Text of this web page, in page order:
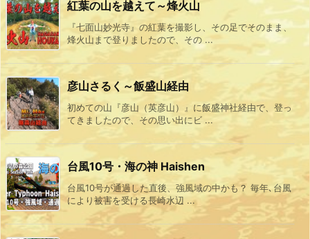
紅葉の山を越えて～烽火山
『七面山妙光寺』の紅葉を撮影し、その足でそのまま、
烽火山まで登りましたので、その ...
彦山さるく～飯盛山経由
初めての山『彦山（英彦山）』に飯盛神社経由で、登っ
てきましたので、その思い出にビ ...
台風10号・海の神 Haishen
台風10号が通過した直後、強風域の中かも？ 毎年､台風
により被害を受ける長崎水辺 ...